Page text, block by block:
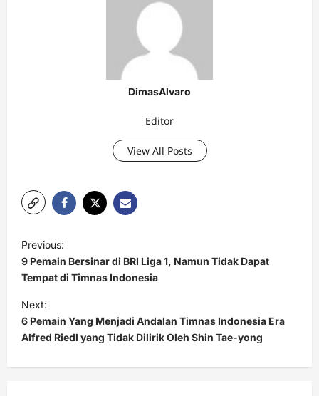
DimasAlvaro
Editor
View All Posts
o
s
t
n
a
v
Previous:
9 Pemain Bersinar di BRI Liga 1, Namun Tidak Dapat
Tempat di Timnas Indonesia
Next:
6 Pemain Yang Menjadi Andalan Timnas Indonesia Era
Alfred Riedl yang Tidak Dilirik Oleh Shin Tae-yong